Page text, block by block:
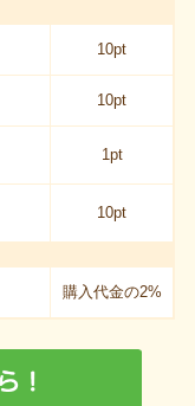
10pt
10pt
1pt
10pt
購入代金の2%